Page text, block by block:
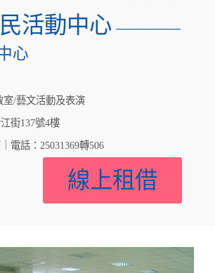
活動中心 ————
心
室/藝文活動及表演
街137號4樓
電話：25031369轉506
線上租借